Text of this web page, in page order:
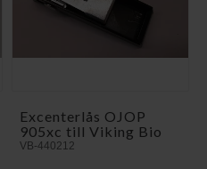
Excenterlås OJOP
905xc till Viking Bio
VB-440212